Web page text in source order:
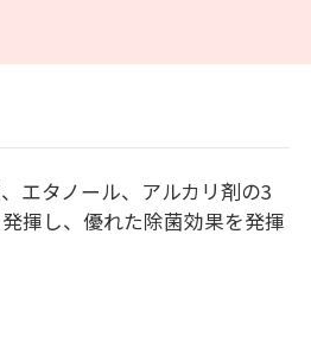
エタノール、アルカリ剤の3
揮し、優れた除菌効果を発揮